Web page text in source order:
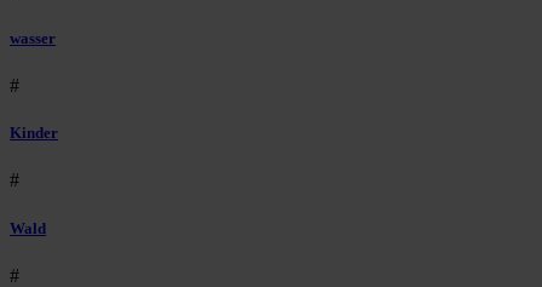
wasser
#
Kinder
#
Wald
#